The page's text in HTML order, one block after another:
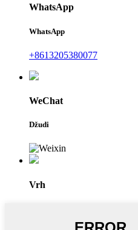
WhatsApp
WhatsApp
+8613205380077
WeChat
Džudi
Vrh